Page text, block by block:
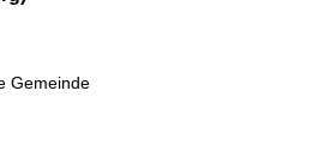
Gemeinde